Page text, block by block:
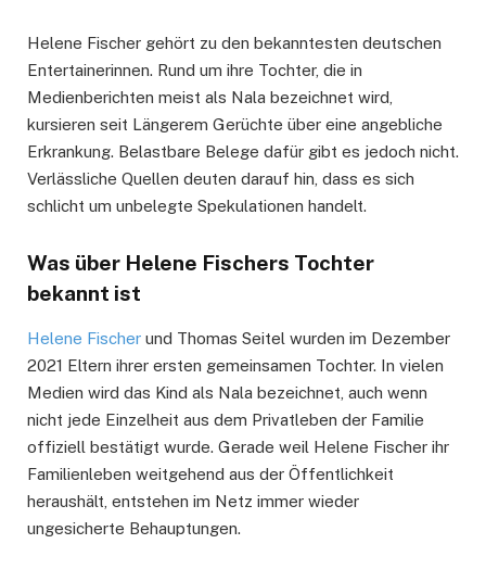
Helene Fischer gehört zu den bekanntesten deutschen
Entertainerinnen. Rund um ihre Tochter, die in
Medienberichten meist als Nala bezeichnet wird,
kursieren seit Längerem Gerüchte über eine angebliche
Erkrankung. Belastbare Belege dafür gibt es jedoch nicht.
Verlässliche Quellen deuten darauf hin, dass es sich
schlicht um unbelegte Spekulationen handelt.
Was über Helene Fischers Tochter
bekannt ist
Helene Fischer und Thomas Seitel wurden im Dezember
2021 Eltern ihrer ersten gemeinsamen Tochter. In vielen
Medien wird das Kind als Nala bezeichnet, auch wenn
nicht jede Einzelheit aus dem Privatleben der Familie
offiziell bestätigt wurde. Gerade weil Helene Fischer ihr
Familienleben weitgehend aus der Öffentlichkeit
heraushält, entstehen im Netz immer wieder
ungesicherte Behauptungen.